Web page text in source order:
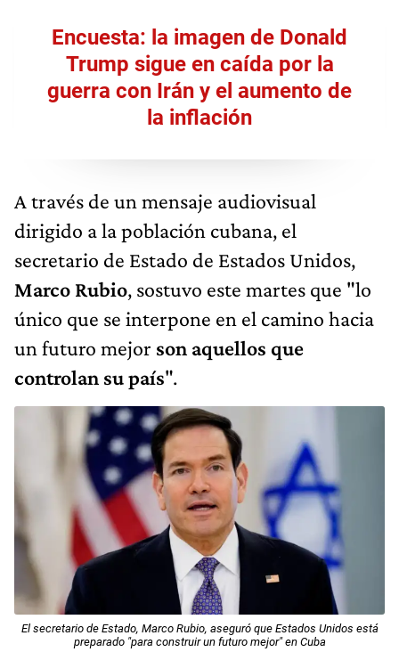
Encuesta: la imagen de Donald
Trump sigue en caída por la
guerra con Irán y el aumento de
la inflación
A través de un mensaje audiovisual
dirigido a la población cubana, el
secretario de Estado de Estados Unidos,
Marco Rubio, sostuvo este martes que "lo
único que se interpone en el camino hacia
un futuro mejor son aquellos que
controlan su país".
El secretario de Estado, Marco Rubio, aseguró que Estados Unidos está
preparado "para construir un futuro mejor" en Cuba